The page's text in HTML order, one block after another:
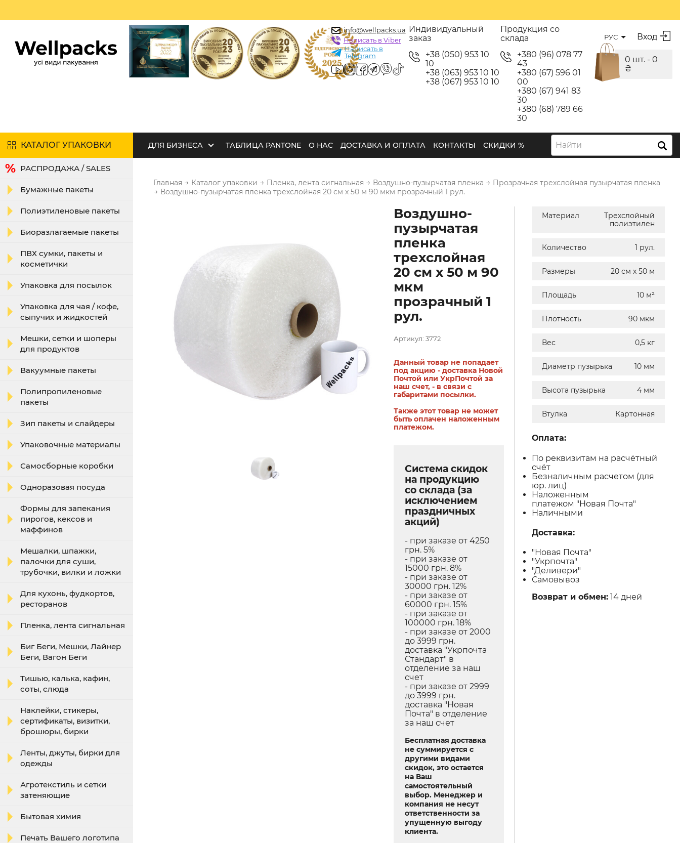
info@wellpacks.ua
Написать в Viber
Написать в
Telegram
Индивидуальный
заказ
+38 (050) 953 10
10
+38 (063) 953 10 10
+38 (067) 953 10 10
Продукция со
склада
+380 (96) 078 77
43
+380 (67) 596 01
00
+380 (67) 941 83
30
+380 (68) 789 66
30
РУС Вход
0 шт. - 0
₴
КАТАЛОГ УПАКОВКИ ДЛЯ БИЗНЕСА ТАБЛИЦА PANTONE О НАС ДОСТАВКА И ОПЛАТА КОНТАКТЫ СКИДКИ % Найти
РАСПРОДАЖА / SALES
Бумажные пакеты
Полиэтиленовые пакеты
Биоразлагаемые пакеты
ПВХ сумки, пакеты и
косметички
Упаковка для посылок
Упаковка для чая / кофе,
сыпучих и жидкостей
Мешки, сетки и шоперы
для продуктов
Вакуумные пакеты
Полипропиленовые
пакеты
Зип пакеты и слайдеры
Упаковочные материалы
Самосборные коробки
Одноразовая посуда
Формы для запекания
пирогов, кексов и
маффинов
Мешалки, шпажки,
палочки для суши,
трубочки, вилки и ложки
Для кухонь, фудкортов,
ресторанов
Пленка, лента сигнальная
Биг Беги, Мешки, Лайнер
Беги, Вагон Беги
Тишью, калька, кафин,
соты, слюда
Наклейки, стикеры,
сертификаты, визитки,
брошюры, бирки
Ленты, джуты, бирки для
одежды
Агротекстиль и сетки
затеняющие
Бытовая химия
Печать Вашего логотипа
Главная → Каталог упаковки → Пленка, лента сигнальная → Воздушно-пузырчатая пленка → Прозрачная трехслойная пузырчатая пленка
→ Воздушно-пузырчатая пленка трехслойная 20 см х 50 м 90 мкм прозрачный 1 рул.
Воздушно-
пузырчатая
пленка
трехслойная
20 см х 50 м 90
мкм
прозрачный 1
рул.
Артикул: 3772
Данный товар не попадает
под акцию - доставка Новой
Почтой или УкрПочтой за
наш счет, - в связи с
габаритами посылки.
Также этот товар не может
быть оплачен наложенным
платежом.
Система скидок
на продукцию
со склада (за
исключением
праздничных
акций)
- при заказе от 4250
грн. 5%
- при заказе от
15000 грн. 8%
- при заказе от
30000 грн. 12%
- при заказе от
60000 грн. 15%
- при заказе от
100000 грн. 18%
- при заказе от 2000
до 3999 грн.
доставка "Укрпочта
Стандарт" в
отделение за наш
счет
- при заказе от 2999
до 3999 грн.
доставка "Новая
Почта" в отделение
за наш счет
Бесплатная доставка
не суммируется с
другими видами
скидок, это остается
на Ваш
самостоятельный
выбор. Менеджер и
компания не несут
ответственности за
упущенную выгоду
клиента.
Материал
Трехслойный
полиэтилен
Количество 1 рул.
Размеры 20 см х 50 м
Площадь 10 м²
Плотность 90 мкм
Вес 0,5 кг
Диаметр пузырька 10 мм
Высота пузырька 4 мм
Втулка Картонная
Оплата:
По реквизитам на расчётный
счёт
Безналичным расчетом (для
юр. лиц)
Наложенным
платежом "Новая Почта"
Наличными
Доставка:
"Новая Почта"
"Укрпочта"
"Деливери"
Самовывоз
Возврат и обмен: 14 дней